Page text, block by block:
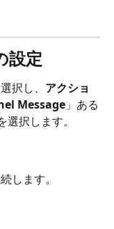
設定
択し、 アクショ
Message 」ある
選択します。
します。